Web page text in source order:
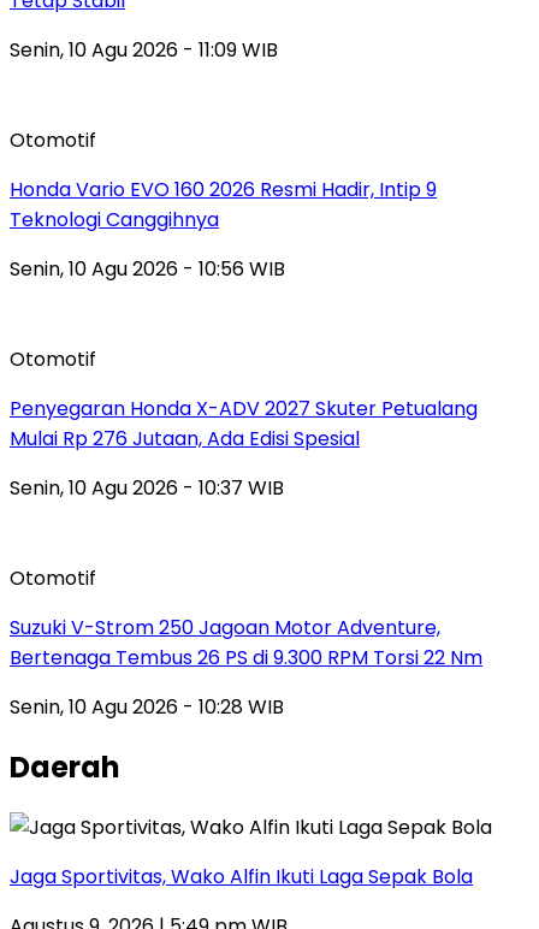
Senin, 10 Agu 2026 - 11:09 WIB
Otomotif
Honda Vario EVO 160 2026 Resmi Hadir, Intip 9
Teknologi Canggihnya
Senin, 10 Agu 2026 - 10:56 WIB
Otomotif
Penyegaran Honda X-ADV 2027 Skuter Petualang
Mulai Rp 276 Jutaan, Ada Edisi Spesial
Senin, 10 Agu 2026 - 10:37 WIB
Otomotif
Suzuki V-Strom 250 Jagoan Motor Adventure,
Bertenaga Tembus 26 PS di 9.300 RPM Torsi 22 Nm
Senin, 10 Agu 2026 - 10:28 WIB
Daerah
Jaga Sportivitas, Wako Alfin Ikuti Laga Sepak Bola